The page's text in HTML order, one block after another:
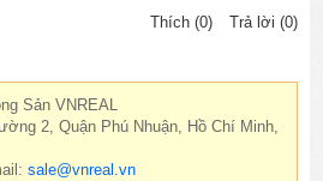
Thích (0)
Trả lời (0)
Sản VNREAL
2, Quận Phú Nhuận, Hồ Chí Minh,
sale@vnreal.vn